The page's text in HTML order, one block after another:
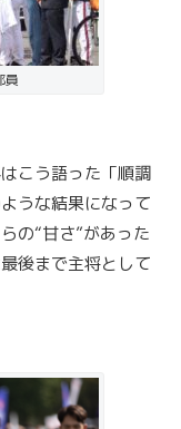
員
こう語った「順調
うな結果になって
の“甘さ”があった
後まで主将として